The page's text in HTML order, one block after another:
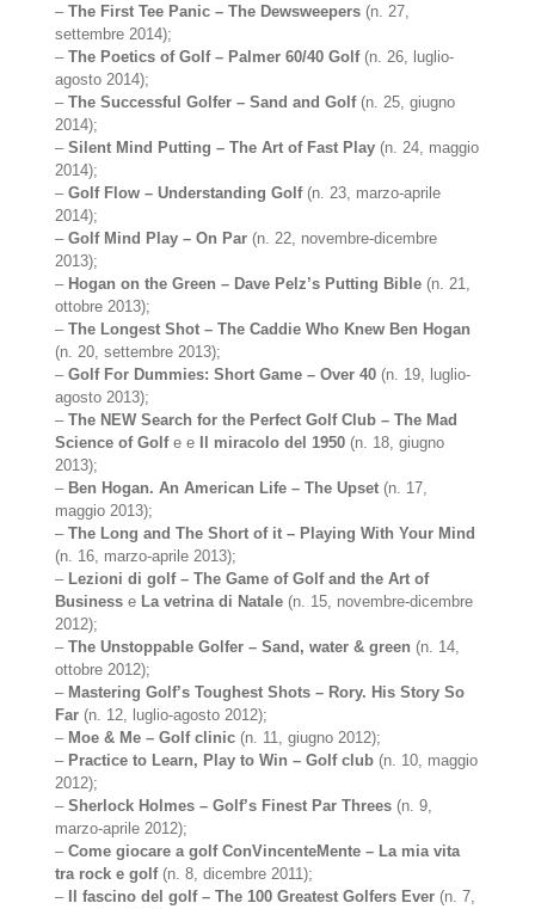
–The First Tee Panic – The Dewsweepers (n. 27,
settembre 2014);
–The Poetics of Golf – Palmer 60/40 Golf(n. 26, luglio-
agosto 2014);
–The Successful Golfer – Sand and Golf(n. 25, giugno
2014);
–Silent Mind Putting – The Art of Fast Play (n. 24, maggio
2014);
–Golf Flow – Understanding Golf(n. 23, marzo-aprile
2014);
–Golf Mind Play – On Par (n. 22, novembre-dicembre
2013);
– Hogan on the Green – Dave Pelz’s Putting Bible (n. 21,
ottobre 2013);
–The Longest Shot – The Caddie Who Knew Ben Hogan
(n. 20, settembre 2013);
–Golf For Dummies: Short Game – Over 40 (n. 19, luglio-
agosto 2013);
–The NEW Search for the Perfect Golf Club – The Mad
Science of Golfe e Il miracolo del 1950 (n. 18, giugno
2013);
– Ben Hogan. An American Life – The Upset (n. 17,
maggio 2013);
–The Long and The Short of it – Playing With Your Mind
(n. 16, marzo-aprile 2013);
– Lezioni di golf – The Game of Golf and the Art of
Business e La vetrina di Natale (n. 15, novembre-dicembre
2012);
–The Unstoppable Golfer – Sand, water & green (n. 14,
ottobre 2012);
– Mastering Golf’s Toughest Shots – Rory. His Story So
Far (n. 12, luglio-agosto 2012);
– Moe & Me – Golf clinic (n. 11, giugno 2012);
– Practice to Learn, Play to Win – Golf club (n. 10, maggio
2012);
–Sherlock Holmes – Golf’s Finest Par Threes (n. 9,
marzo-aprile 2012);
–Come giocare a golf ConVincenteMente – La mia vita
tra rock e golf(n. 8, dicembre 2011);
–
Il fascino del golf – The 100 Greatest Golfers Ever (n. 7,